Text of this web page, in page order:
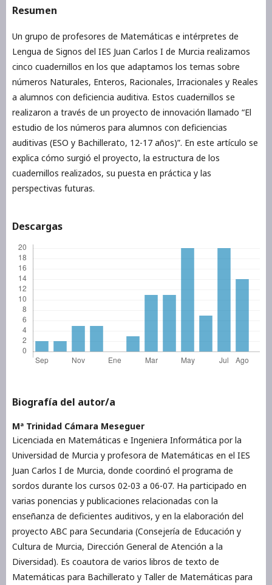
Resumen
Un grupo de profesores de Matemáticas e intérpretes de
Lengua de Signos del IES Juan Carlos I de Murcia realizamos
cinco cuadernillos en los que adaptamos los temas sobre
números Naturales, Enteros, Racionales, Irracionales y Reales
a alumnos con deficiencia auditiva. Estos cuadernillos se
realizaron a través de un proyecto de innovación llamado “El
estudio de los números para alumnos con deficiencias
auditivas (ESO y Bachillerato, 12-17 años)”. En este artículo se
explica cómo surgió el proyecto, la estructura de los
cuadernillos realizados, su puesta en práctica y las
perspectivas futuras.
Descargas
Biografía del autor/a
Mª Trinidad Cámara Meseguer
Licenciada en Matemáticas e Ingeniera Informática por la
Universidad de Murcia y profesora de Matemáticas en el IES
Juan Carlos I de Murcia, donde coordinó el programa de
sordos durante los cursos 02-03 a 06-07. Ha participado en
varias ponencias y publicaciones relacionadas con la
enseñanza de deficientes auditivos, y en la elaboración del
proyecto ABC para Secundaria (Consejería de Educación y
Cultura de Murcia, Dirección General de Atención a la
Diversidad). Es coautora de varios libros de texto de
Matemáticas para Bachillerato y Taller de Matemáticas para